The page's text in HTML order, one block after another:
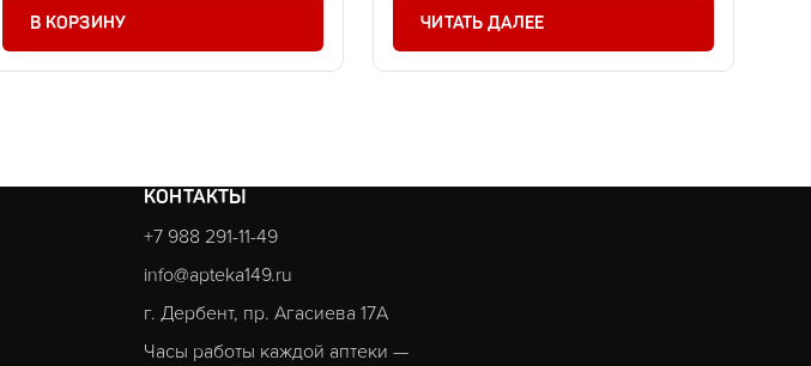
В КОРЗИНУ ЧИТАТЬ ДАЛЕЕ
КОНТАКТЫ
+7 988 291-11-49
info@apteka149.ru
г. Дербент, пр. Агасиева 17А
Часы работы каждой аптеки —